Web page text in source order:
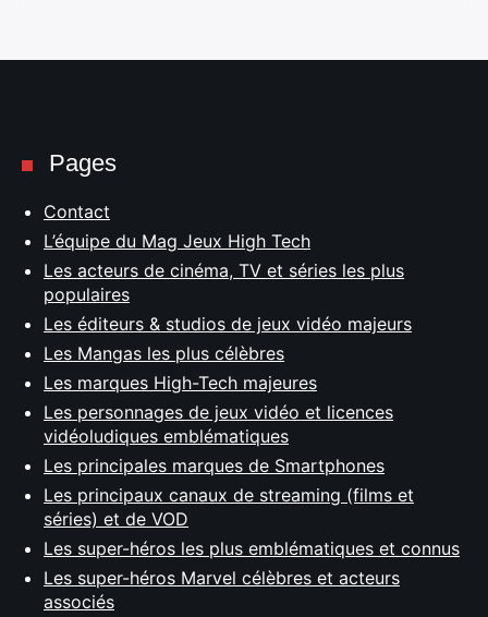
Pages
Contact
L’équipe du Mag Jeux High Tech
Les acteurs de cinéma, TV et séries les plus
populaires
Les éditeurs & studios de jeux vidéo majeurs
Les Mangas les plus célèbres
Les marques High-Tech majeures
Les personnages de jeux vidéo et licences
vidéoludiques emblématiques
Les principales marques de Smartphones
Les principaux canaux de streaming (films et
séries) et de VOD
Les super-héros les plus emblématiques et connus
Les super-héros Marvel célèbres et acteurs
associés